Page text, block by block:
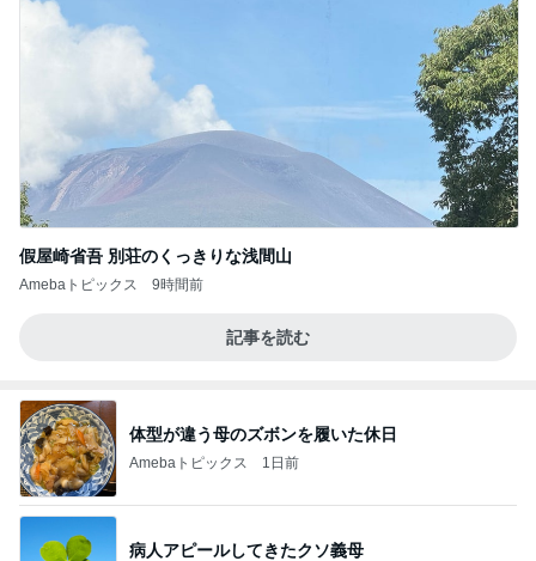
假屋崎省吾 別荘のくっきりな浅間山
Amebaトピックス 9時間前
記事を読む
体型が違う母のズボンを履いた休日
Amebaトピックス 1日前
病人アピールしてきたクソ義母